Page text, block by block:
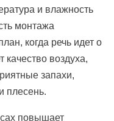
и влажность
монтажа
когда речь идет о
воздуха,
запахи,
плесень.
повышает